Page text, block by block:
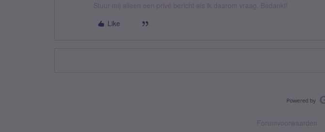
Stuur mij alleen een privé bericht als ik daarom vraag. Bedankt!
Like
Forumvoorwaarden